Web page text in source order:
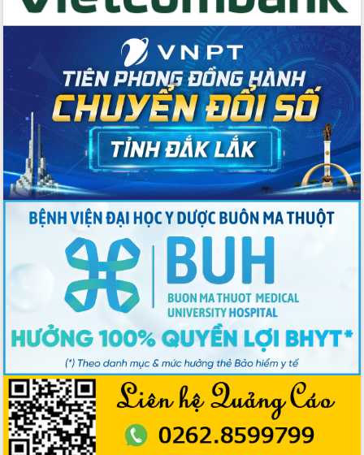
Nâng cao hiệu lực, hiệu quả HĐND
tỉnh thông qua hiện đại hóa hành chính
Xã Ea Phê gắn cải cách hành chính với
chuyển đổi số
Phó Chủ tịch Thường trực UBND tỉnh
Hồ Thị Nguyên Thảo làm việc tại Trung
tâm Phục vụ hành chính công xã Ea
Phê
Xây dựng nền hành chính số đồng
hành cùng nông dân dân, doanh nghiệp
Giai đoạn 2026-2030, Đắk Lắk phấn
đấu có 77% xã đạt chuẩn nông thôn
mới
Chuyển đổi số 'mở đường' cho nông
nghiệp Đắk Lắk tăng trưởng bứt phá
Triển khai đồng bộ đo đạc, lập hồ sơ
địa chính, hoàn thiện cơ sở dữ liệu đất
Ứng dụng sinh trắc học - Bước tiến
trong hành trình chuyển đổi số tại Đắk
Đắk Lắk nâng cao hiệu quả công tác
Đảng từ Sổ tay đảng viên điện tử
Đắk Lắk đẩy mạnh nuôi biển công
nghệ, hướng tới phát triển thủy sản